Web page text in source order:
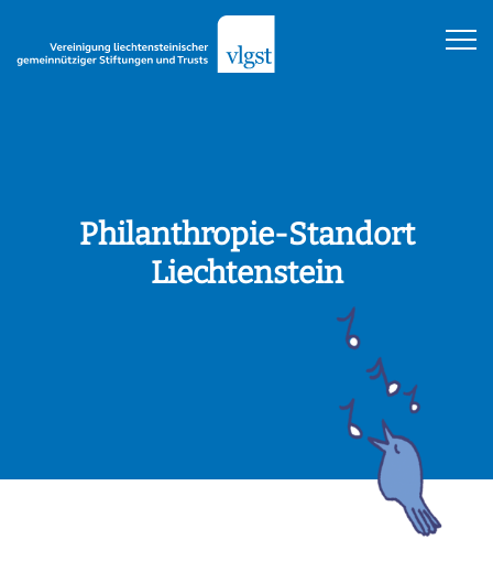
Philanthropie-Standort
Liechtenstein